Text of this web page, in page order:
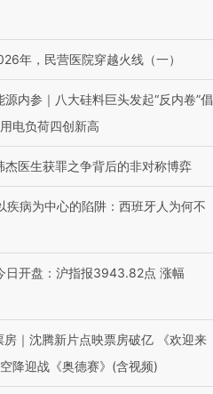
年，民营医院穿越火线（一）
源内参｜八大硅料巨头发起“反内卷”倡
电负荷四创新高
杰医生获罪之争背后的非对称博弈
疾病为中心的陷阱：西班牙人为何不
日开盘：沪指报3943.82点 涨幅
房｜沈腾新片点映票房破亿 《欢迎来
降迎战《奥德赛》(含视频)